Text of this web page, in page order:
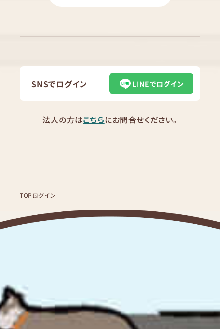
SNSでログイン LINEでログイン
法人の方はこちらにお問合せください。
TOPログイン